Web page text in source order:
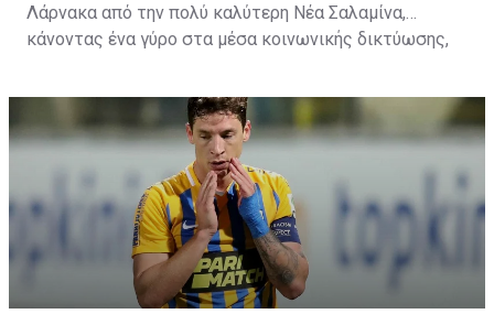
Λάρνακα από την πολύ καλύτερη Νέα Σαλαμίνα,
κάνοντας ένα γύρο στα μέσα κοινωνικής δικτύωσης,
αγώνα στη δημοσιογραφική γι' άλλη μία φορά δεν ήταν
η πρέπων, αφού πολλοί είναι αυτοί που πιστεύουν ότι
τουλάχιστον αυτό έπρεπε να λεχθεί από τα χείλη του
Ελλαδίτη τεχνικό ήταν μία συγνώμη.